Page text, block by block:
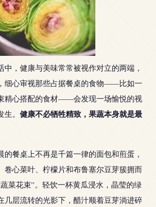
中，健康与美味常常被视作对立的两端，
细心审视那些占据餐桌的食物——比如一
精心搭配的食材——会发现一场愉悦的视
。 健康不必牺牲精致，果蔬本身就是最
的餐桌上不再是千篇一律的面包和煎蛋，
卷心菜叶、柠檬片和布鲁塞尔豆芽簇拥而
菜花束”。轻饮一杯黄瓜浸水，晶莹的绿
几层流转的光影下，醋汁顺着豆芽淌进碎